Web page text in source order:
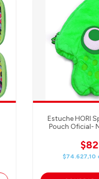
Estuche HORI
Pouch Oficial-
$74.627,10